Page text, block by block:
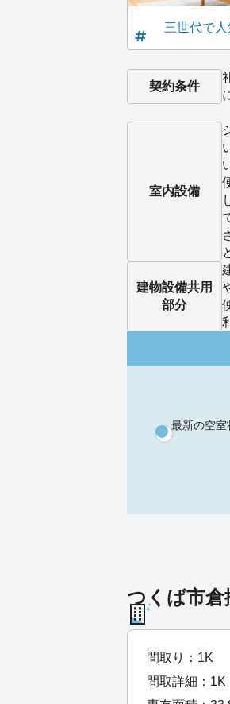
三世代で
契約条件
室内設備
建物設備共用
部分
最新の空室
つくば市倉
間取り：1K
間取詳細：1K